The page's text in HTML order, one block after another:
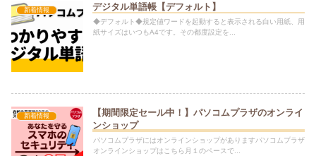
新着情報 デジタル単語帳【デフォルト】
◆デフォルト◆規定値ワードを起動すると表示される白い用紙、用
紙サイズはいつもA4です。その都度設定を...
新着情報
【期間限定セール中！】パソコムプラザのオンライ
ンショップ
パソコムプラザにはオンラインショップがありますパソコムプラザ
オンラインショップはこちら月１のペースで...